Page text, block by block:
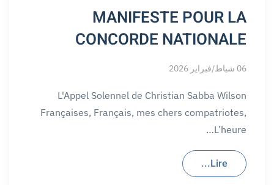
MANIFESTE POUR LA
CONCORDE NATIONALE
06 شباط/فبراير 2026
L'Appel Solennel de Christian Sabba Wilson
Françaises, Français, mes chers compatriotes,
L’heure…
Lire...